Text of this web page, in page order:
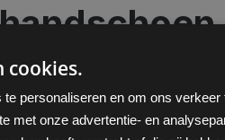
cookies.
personaliseren en om ons
met onze advertentie- en